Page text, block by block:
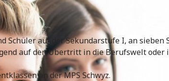
Schüler auf der Sekundarstufe I, an sieben
auf den Übertritt in die Berufswelt
an der MPS Schwyz.